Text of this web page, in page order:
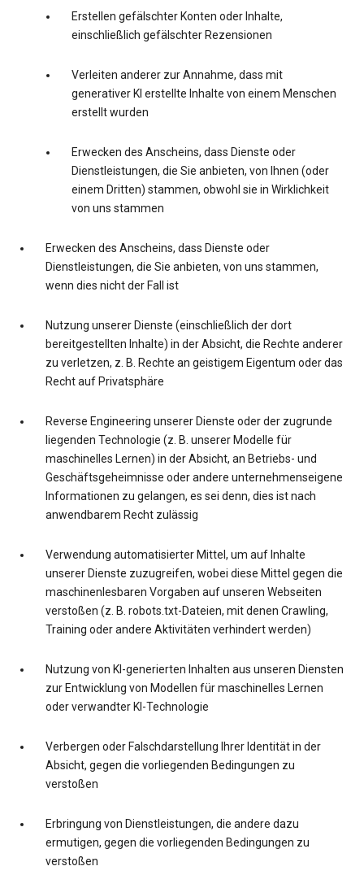
Erstellen gefälschter Konten oder Inhalte,
einschließlich gefälschter Rezensionen
Verleiten anderer zur Annahme, dass mit
generativer KI erstellte Inhalte von einem Menschen
erstellt wurden
Erwecken des Anscheins, dass Dienste oder
Dienstleistungen, die Sie anbieten, von Ihnen (oder
einem Dritten) stammen, obwohl sie in Wirklichkeit
von uns stammen
Erwecken des Anscheins, dass Dienste oder
Dienstleistungen, die Sie anbieten, von uns stammen,
wenn dies nicht der Fall ist
Nutzung unserer Dienste (einschließlich der dort
bereitgestellten Inhalte) in der Absicht, die Rechte anderer
zu verletzen, z. B. Rechte an geistigem Eigentum oder das
Recht auf Privatsphäre
Reverse Engineering unserer Dienste oder der zugrunde
liegenden Technologie (z. B. unserer Modelle für
maschinelles Lernen) in der Absicht, an Betriebs- und
Geschäftsgeheimnisse oder andere unternehmenseigene
Informationen zu gelangen, es sei denn, dies ist nach
anwendbarem Recht zulässig
Verwendung automatisierter Mittel, um auf Inhalte
unserer Dienste zuzugreifen, wobei diese Mittel gegen die
maschinenlesbaren Vorgaben auf unseren Webseiten
verstoßen (z. B. robots.txt-Dateien, mit denen Crawling,
Training oder andere Aktivitäten verhindert werden)
Nutzung von KI-generierten Inhalten aus unseren Diensten
zur Entwicklung von Modellen für maschinelles Lernen
oder verwandter KI-Technologie
Verbergen oder Falschdarstellung Ihrer Identität in der
Absicht, gegen die vorliegenden Bedingungen zu
verstoßen
Erbringung von Dienstleistungen, die andere dazu
ermutigen, gegen die vorliegenden Bedingungen zu
verstoßen